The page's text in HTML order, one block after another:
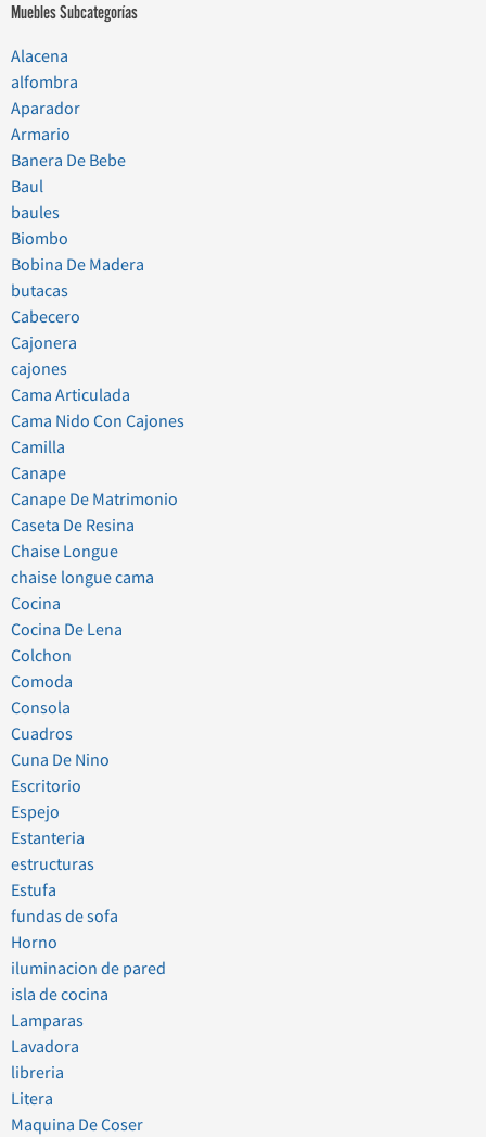
Muebles Subcategorías
Alacena
alfombra
Aparador
Armario
Banera De Bebe
Baul
baules
Biombo
Bobina De Madera
butacas
Cabecero
Cajonera
cajones
Cama Articulada
Cama Nido Con Cajones
Camilla
Canape
Canape De Matrimonio
Caseta De Resina
Chaise Longue
chaise longue cama
Cocina
Cocina De Lena
Colchon
Comoda
Consola
Cuadros
Cuna De Nino
Escritorio
Espejo
Estanteria
estructuras
Estufa
fundas de sofa
Horno
iluminacion de pared
isla de cocina
Lamparas
Lavadora
libreria
Litera
Maquina De Coser